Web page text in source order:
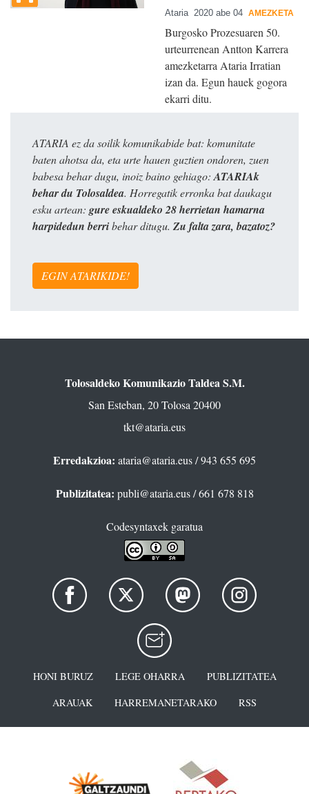
Ataria 2020 abe 04 AMEZKETA
Burgosko Prozesuaren 50.
urteurrenean Antton Karrera
amezketarra Ataria Irratian
izan da. Egun hauek gogora
ekarri ditu.
ATARIA ez da soilik komunikabide bat: komunitate
baten ahotsa da, eta urte hauen guztien ondoren, zuen
babesa behar dugu, inoiz baino gehiago: ATARIAk
behar du Tolosaldea. Horregatik erronka bat daukagu
esku artean: gure eskualdeko 28 herrietan hamarna
harpidedun berribehar ditugu. Zu falta zara, bazatoz?
EGIN ATARIKIDE!
Tolosaldeko Komunikazio Taldea S.M.
San Esteban, 20 Tolosa 20400
tkt@ataria.eus
Erredakzioa: ataria@ataria.eus/ 943 655 695
Publizitatea: publi@ataria.eus/ 661 678 818
Codesyntaxek garatua
HONI BURUZ LEGE OHARRA
PUBLIZITATEA
ARAUAK
HARREMANETARAKO RSS